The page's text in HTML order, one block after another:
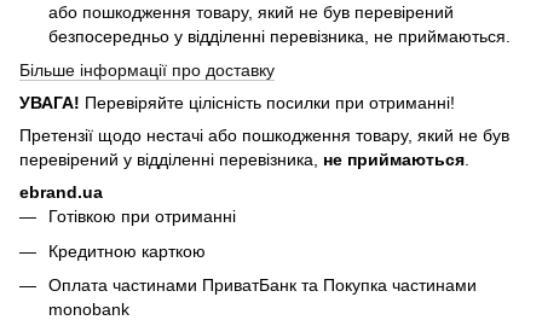
або пошкодження товару, який не був перевірений
безпосередньо у відділенні перевізника, не приймаються.
Більше інформації про доставку
УВАГА! Перевіряйте цілісність посилки при отриманні!
Претензії щодо нестачі або пошкодження товару, який не був
перевірений у відділенні перевізника, не приймаються
ebrand.ua
Готівкою при отриманні
Кредитною карткою
Оплата частинами ПриватБанк та Покупка частинами
monobank